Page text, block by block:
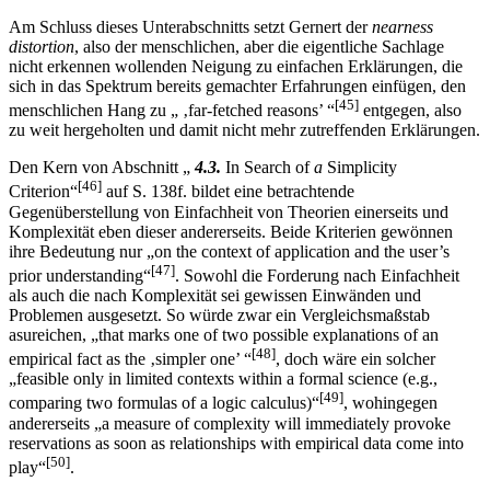
Am Schluss dieses Unterabschnitts setzt Gernert dernearness
distortion, also der menschlichen, aber die eigentliche Sachlage
nicht erkennen wollenden Neigung zu einfachen Erklärungen, die
sich in das Spektrum bereits gemachter Erfahrungen einfügen, den
menschlichen Hang zu „ ‚far-fetched reasons’ “[45] entgegen, also
zu weit hergeholten und damit nicht mehr zutreffenden Erklärungen.
Den Kern von Abschnitt „4.3. In Search ofa Simplicity
Criterion“[46] auf S. 138f. bildet eine betrachtende
Gegenüberstellung von Einfachheit von Theorien einerseits und
Komplexität eben dieser andererseits. Beide Kriterien gewönnen
ihre Bedeutung nur „on the context of application and the user’s
prior understanding“[47]. Sowohl die Forderung nach Einfachheit
als auch die nach Komplexität sei gewissen Einwänden und
Problemen ausgesetzt. So würde zwar ein Vergleichsmaßstab
asureichen, „that marks one of two possible explanations of an
empirical fact as the ‚simpler one’ “[48], doch wäre ein solcher
„feasible only in limited contexts within a formal science (e.g.,
comparing two formulas of a logic calculus)“[49], wohingegen
andererseits „a measure of complexity will immediately provoke
reservations as soon as relationships with empirical data come into
play“[50].